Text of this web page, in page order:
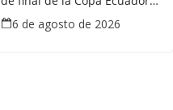
en polémica partido
6 de agosto de 2026